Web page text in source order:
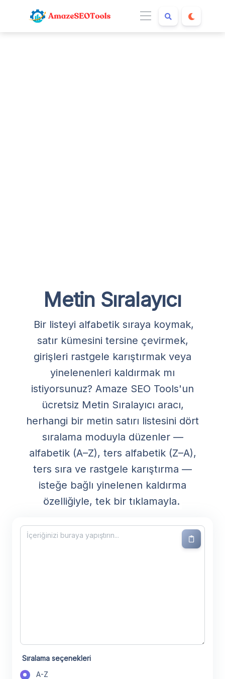
Metin Sıralayıcı
Bir listeyi alfabetik sıraya koymak,
satır kümesini tersine çevirmek,
girişleri rastgele karıştırmak veya
yinelenenleri kaldırmak mı
istiyorsunuz? Amaze SEO Tools'un
ücretsiz Metin Sıralayıcı aracı,
herhangi bir metin satırı listesini dört
sıralama moduyla düzenler —
alfabetik (A–Z), ters alfabetik (Z–A),
ters sıra ve rastgele karıştırma —
isteğe bağlı yinelenen kaldırma
özelliğiyle, tek bir tıklamayla.
Sıralama seçenekleri
A-Z